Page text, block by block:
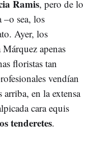
Ramis, pero de lo
–o sea, los
Ayer, los
apenas
floristas tan
vendían
en la extensa
cara equis
tenderetes.